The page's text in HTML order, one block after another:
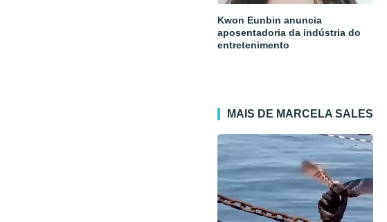
Kwon Eunbin anuncia
aposentadoria da indústria do
entretenimento
MAIS DE MARCELA SALES